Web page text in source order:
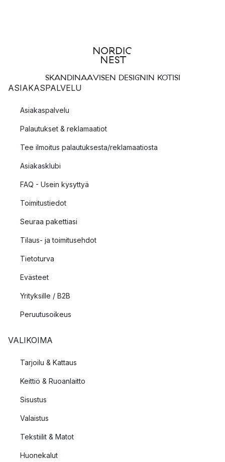
SKANDINAAVISEN DESIGNIN KOTISI
ASIAKASPALVELU
Asiakaspalvelu
Palautukset & reklamaatiot
Tee ilmoitus palautuksesta/reklamaatiosta
Asiakasklubi
FAQ - Usein kysyttyä
Toimitustiedot
Seuraa pakettiasi
Tilaus- ja toimitusehdot
Tietoturva
Evästeet
Yrityksille / B2B
Peruutusoikeus
VALIKOIMA
Tarjoilu & Kattaus
Keittiö & Ruoanlaitto
Sisustus
Valaistus
Tekstiilit & Matot
Huonekalut